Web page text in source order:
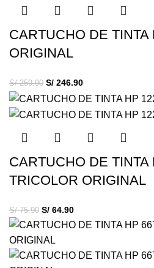
CARTUCHO DE TINTA
ORIGINAL
S/259.90 S/ 246.90
CARTUCHO DE TINTA
TRICOLOR ORIGINAL
S/75.90 S/ 64.90